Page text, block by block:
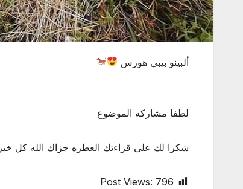
ألبينو بيبي هورس
لطفا مشاركه الموضوع
شكرا لك على قراءتك العطره جزاك الله كل خير
Post Views: 796